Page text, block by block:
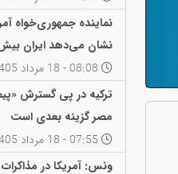
نماینده جمهوری‌خواه
نشان می‌دهد ایران
ترکیه در پی گسترش
مصر گزینه بعدی است
ونس: آمریکا در مذاکرات